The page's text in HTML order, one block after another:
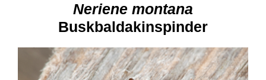
Neriene montana
Buskbaldakinspinder